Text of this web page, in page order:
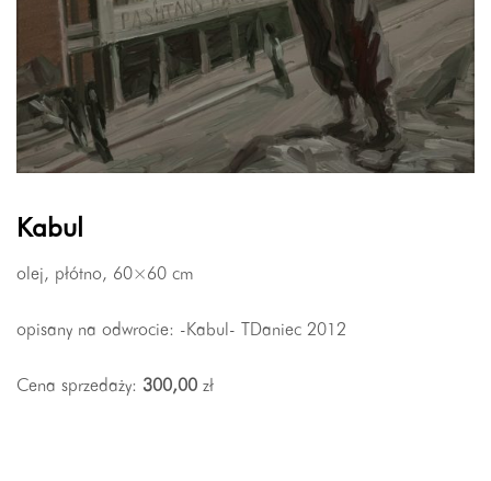
Kabul
olej, płótno, 60×60 cm
opisany na odwrocie: -Kabul- TDaniec 2012
Cena sprzedaży: 300,00 zł